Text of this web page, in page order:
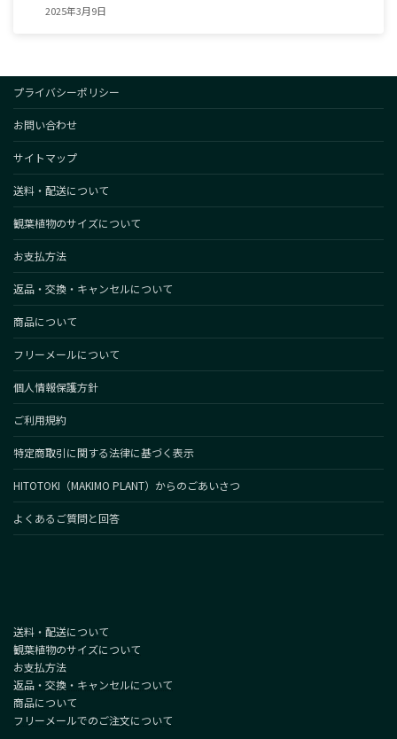
2025年3月9日
プライバシーポリシー
お問い合わせ
サイトマップ
送料・配送について
観葉植物のサイズについて
お支払方法
返品・交換・キャンセルについて
商品について
フリーメールについて
個人情報保護方針
ご利用規約
特定商取引に関する法律に基づく表示
HITOTOKI（MAKIMO PLANT）からのごあいさつ
よくあるご質問と回答
送料・配送について
観葉植物のサイズについて
お支払方法
返品・交換・キャンセルについて
商品について
フリーメールでのご注文について